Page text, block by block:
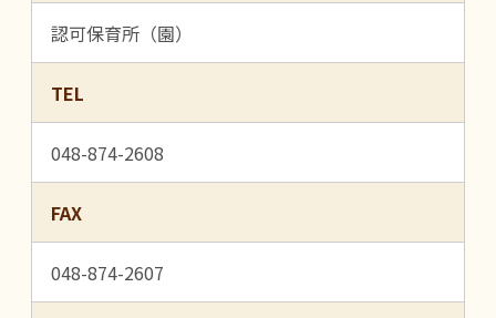
認可保育所（園）
TEL
048-874-2608
FAX
048-874-2607